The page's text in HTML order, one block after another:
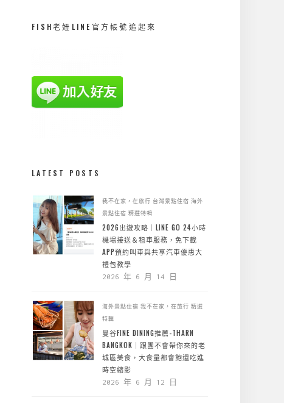
FISH老妞LINE官方帳號追起來
LATEST POSTS
我不在家，在旅行 台灣景點住宿 海外
景點住宿 精選特輯
2026出遊攻略｜LINE GO 24小時
機場接送＆租車服務，免下載
APP預約叫車與共享汽車優惠大
禮包教學
2026 年 6 月 14 日
海外景點住宿 我不在家，在旅行 精選
特輯
曼谷FINE DINING推薦-THARN
BANGKOK｜跟團不會帶你來的老
城區美食，大食量都會飽還吃進
時空縮影
2026 年 6 月 12 日